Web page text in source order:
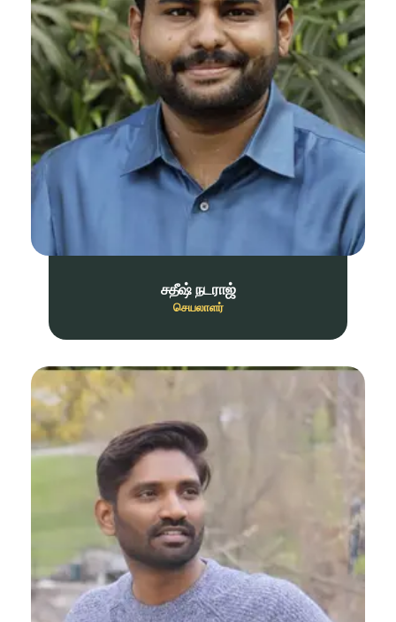
சதீஷ் நடராஜ்
செயலாளர்